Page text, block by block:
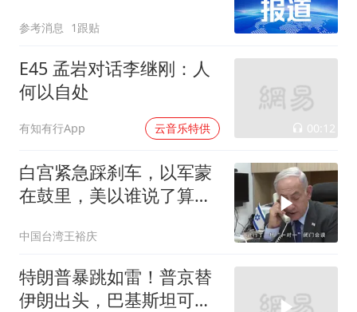
参考消息 1跟贴
E45 孟岩对话李继刚：人
何以自处
有知有行App 云音乐特供 00:12
白宫紧急踩刹车，以军蒙
在鼓里，美以谁说了算特
中国台湾王裕庆
特朗普暴跳如雷！普京替
伊朗出头，巴基斯坦可能